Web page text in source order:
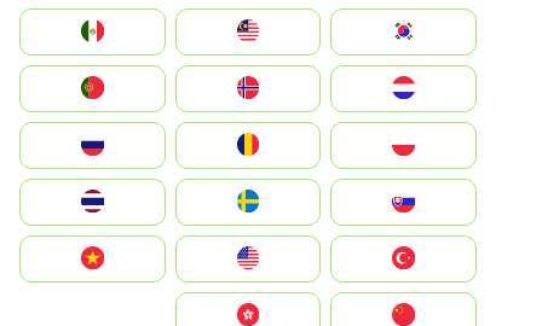
South Korea
Nederland
Portugal
România
Slovensko
United States
Vietnam